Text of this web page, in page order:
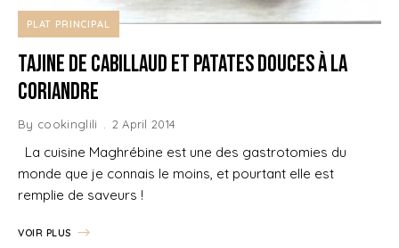
PLAT PRINCIPAL
Tajine de Cabillaud et Patates douces à la
Coriandre
By cookinglili 2 April 2014
La cuisine Maghrébine est une des gastrotomies du
monde que je connais le moins, et pourtant elle est
remplie de saveurs !
VOIR PLUS